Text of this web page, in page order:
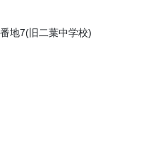
地7(旧二葉中学校)